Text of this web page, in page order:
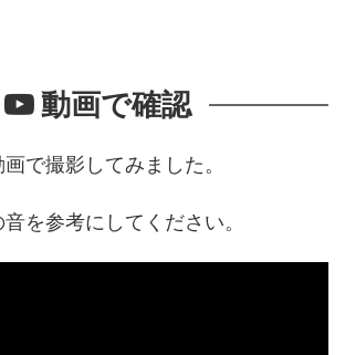
動画で確認
で撮影してみました。
を参考にしてください。